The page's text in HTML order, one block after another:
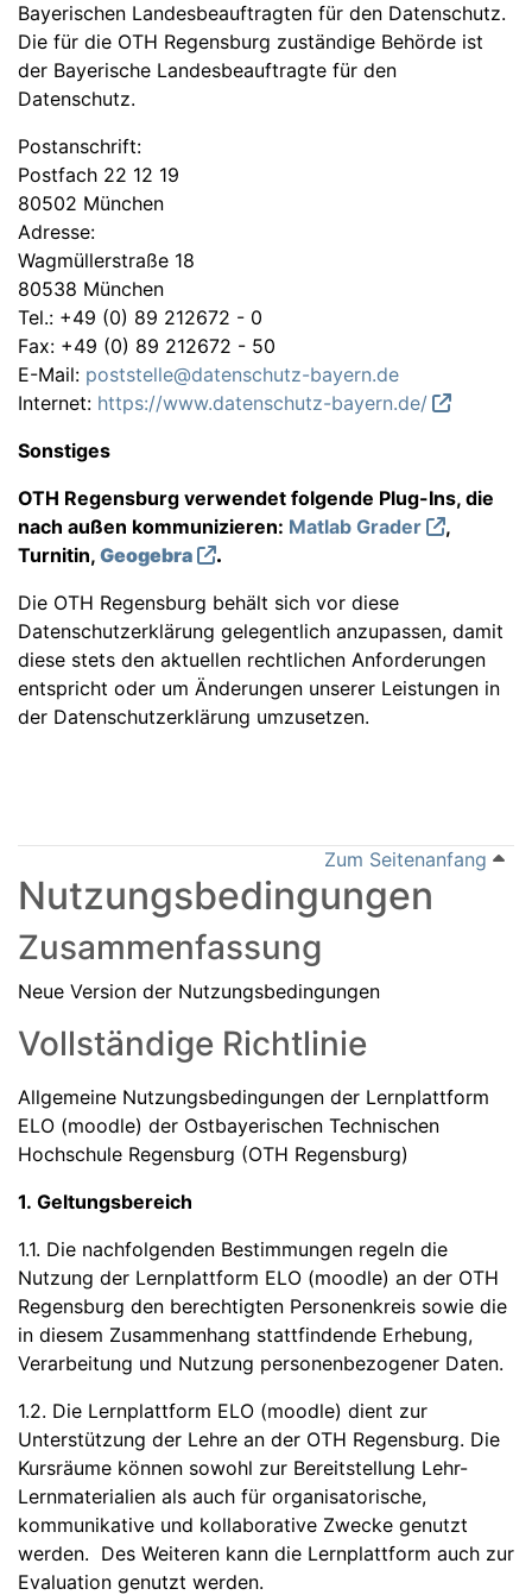
Bayerischen Landesbeauftragten für den Datenschutz.
Die für die OTH Regensburg zuständige Behörde ist
der Bayerische Landesbeauftragte für den
Datenschutz.
Postanschrift:
Postfach 22 12 19
80502 München
Adresse:
Wagmüllerstraße 18
80538 München
Tel.: +49 (0) 89 212672 - 0
Fax: +49 (0) 89 212672 - 50
E-Mail: poststelle@datenschutz-bayern.de
Internet: https://www.datenschutz-bayern.de/
Sonstiges
OTH Regensburg verwendet folgende Plug-Ins, die
nach außen kommunizieren: Matlab Grader
,
Turnitin, Geogebra
.
Die OTH Regensburg behält sich vor diese
Datenschutzerklärung gelegentlich anzupassen, damit
diese stets den aktuellen rechtlichen Anforderungen
entspricht oder um Änderungen unserer Leistungen in
der Datenschutzerklärung umzusetzen.
Zum Seitenanfang
Nutzungsbedingungen
Zusammenfassung
Neue Version der Nutzungsbedingungen
Vollständige Richtlinie
Allgemeine Nutzungsbedingungen der Lernplattform
ELO (moodle) der Ostbayerischen Technischen
Hochschule Regensburg (OTH Regensburg)
1. Geltungsbereich
1.1. Die nachfolgenden Bestimmungen regeln die
Nutzung der Lernplattform ELO (moodle) an der OTH
Regensburg den berechtigten Personenkreis sowie die
in diesem Zusammenhang stattfindende Erhebung,
Verarbeitung und Nutzung personenbezogener Daten.
1.2. Die Lernplattform ELO (moodle) dient zur
Unterstützung der Lehre an der OTH Regensburg. Die
Kursräume können sowohl zur Bereitstellung Lehr-
Lernmaterialien als auch für organisatorische,
kommunikative und kollaborative Zwecke genutzt
werden. Des Weiteren kann die Lernplattform auch zur
Evaluation genutzt werden.